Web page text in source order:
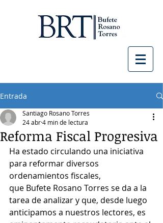
Entrada
Reforma Fiscal Progresiva
Santiago Rosano Torres
24 abr4 min de lectura
Ha estado circulando una iniciativa
para reformar diversos
ordenamientos fiscales,
que Bufete Rosano Torres se da a la
tarea de analizar y que, desde luego
anticipamos a nuestros lectores, es